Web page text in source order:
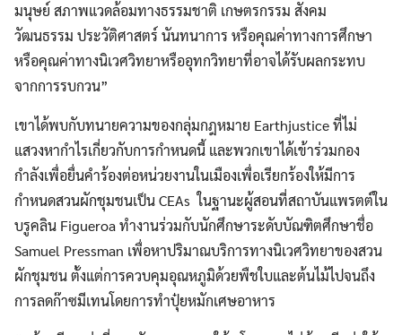
มนุษย์ สภาพแวดล้อมทางธรรมชาติ เกษตรกรรม สังคม
วัฒนธรรม ประวัติศาสตร์ นันทนาการ หรือคุณค่าทางการศึกษา
หรือคุณค่าทางนิเวศวิทยาหรืออุทกวิทยาที่อาจได้รับผลกระทบ
จากการรบกวน”
เขาได้พบกับทนายความของกลุ่มกฎหมาย Earthjustice ที่ไม่
แสวงหากำไรเกี่ยวกับการกำหนดนี้ และพวกเขาได้เข้าร่วมกอง
กำลังเพื่อยื่นคำร้องต่อหน่วยงานในเมืองเพื่อเรียกร้องให้มีการ
กำหนดสวนผักชุมชนเป็น CEAs ในฐานะผู้สอนที่สถาบันแพรตต์ใน
บรูคลิน Figueroa ทำงานร่วมกับนักศึกษาระดับบัณฑิตศึกษาชื่อ
Samuel Pressman เพื่อหาปริมาณบริการทางนิเวศวิทยาของสวน
ผักชุมชน ตั้งแต่การควบคุมอุณหภูมิด้วยพืชใบและต้นไม้ไปจนถึง
การลดก๊าซมีเทนโดยการทำปุ๋ยหมักเศษอาหาร